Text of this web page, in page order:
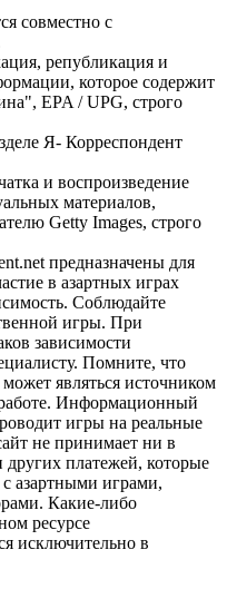
совместно с
републикация и
которое содержит
EPA / UPG, строго
Я- Корреспондент
и воспроизведение
материалов,
Getty Images, строго
предназначены для
в азартных играх
Соблюдайте
игры. При
зависимости
Помните, что
являться источником
Информационный
игры на реальные
не принимает ни в
других платежей, которые
азартными играми,
Какие-либо
ресурсе
исключительно в